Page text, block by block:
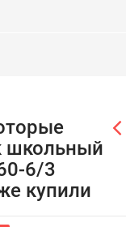
школьный
6/3
купили